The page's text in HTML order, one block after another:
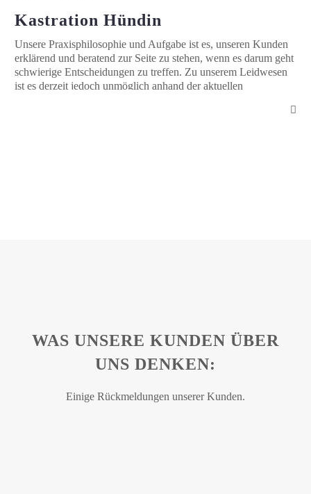
Kastration Hündin
Unsere Praxisphilosophie und Aufgabe ist es, unseren Kunden
erklärend und beratend zur Seite zu stehen, wenn es darum geht
schwierige Entscheidungen zu treffen. Zu unserem Leidwesen
ist es derzeit jedoch unmöglich anhand der aktuellen
WAS UNSERE KUNDEN ÜBER
UNS DENKEN:
Einige Rückmeldungen unserer Kunden.